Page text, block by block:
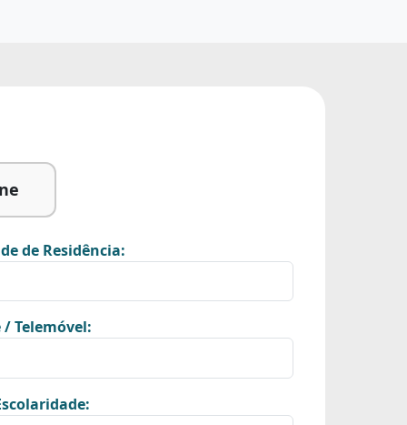
de Residência:
/ Telemóvel: